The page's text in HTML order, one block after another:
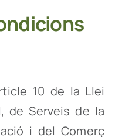
10 de la Llei
de Serveis de la
i del Comerç